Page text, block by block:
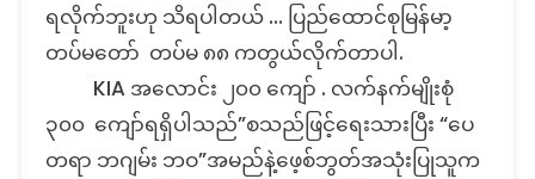
သတင်း
ရလိုက်ဘူးဟု သိရပါတယ် … ပြည်ထောင်စုမြန်မာ့
တပ်မတော် တပ်မ ၈၈ ကတွယ်လိုက်တာပါ.
KIA အလောင်း ၂၀၀ ကျော် . လက်နက်မျိုးစုံ
၃၀၀ ကျော်ရရှိပါသည်”စသည်ဖြင့်ရေးသားပြီး “ပေ
တရာ ဘဂျမ်း ဘဝ”အမည်နဲ့ဖေ့စ်ဘွတ်အသုံးပြုသူက